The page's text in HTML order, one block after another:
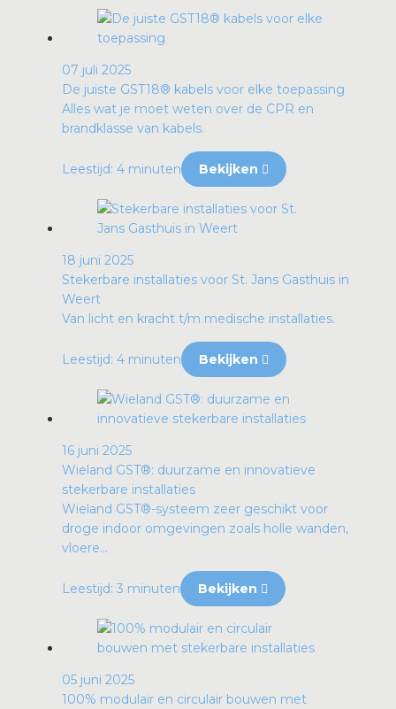
07 juli 2025
De juiste GST18® kabels voor elke toepassing
Alles wat je moet weten over de CPR en
brandklasse van kabels.
Leestijd: 4 minuten Bekijken
18 juni 2025
Stekerbare installaties voor St. Jans Gasthuis in
Weert
Van licht en kracht t/m medische installaties.
Leestijd: 4 minuten Bekijken
16 juni 2025
Wieland GST®: duurzame en innovatieve
stekerbare installaties
Wieland GST®-systeem zeer geschikt voor
droge indoor omgevingen zoals holle wanden,
vloere...
Leestijd: 3 minuten Bekijken
05 juni 2025
100% modulair en circulair bouwen met